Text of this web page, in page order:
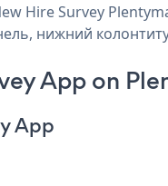
Hire Survey
нижний
App on
App